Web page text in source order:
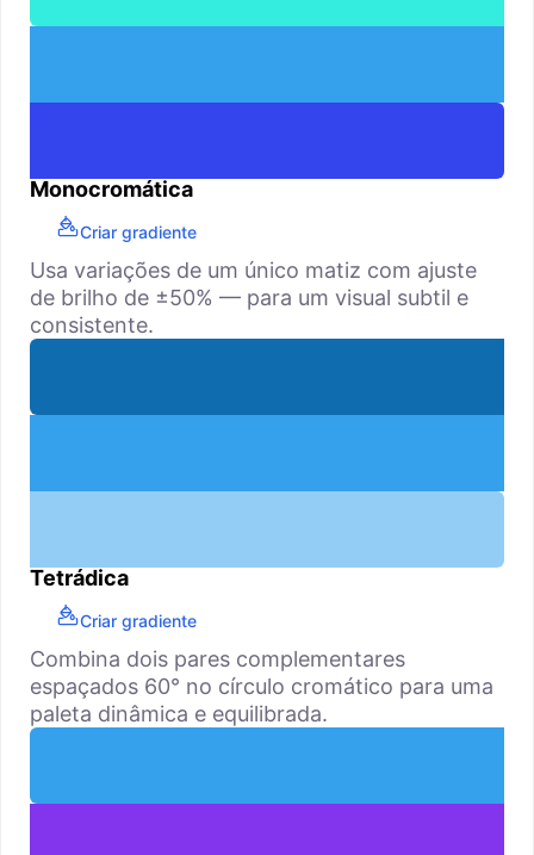
Monocromática
Criar gradiente
Usa variações de um único matiz com ajuste
de brilho de ±50% — para um visual subtil e
consistente.
Tetrádica
Criar gradiente
Combina dois pares complementares
espaçados 60° no círculo cromático para uma
paleta dinâmica e equilibrada.